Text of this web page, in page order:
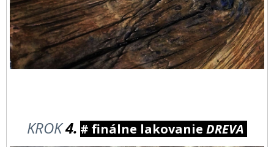
KROK4. # finálne lakovanie DREVA